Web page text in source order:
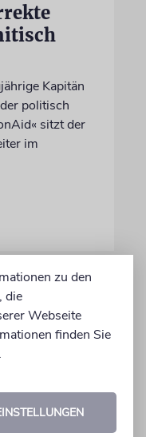
Kapitän
politisch
sitzt der
im
zu den
die
Webseite
finden Sie
.